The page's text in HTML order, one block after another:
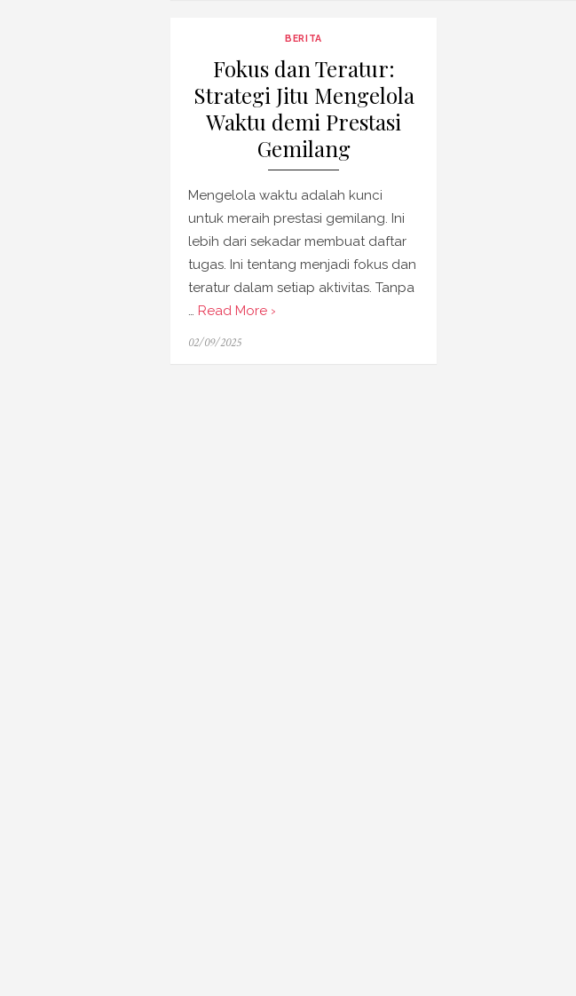
BERITA
Fokus dan Teratur:
Strategi Jitu Mengelola
Waktu demi Prestasi
Gemilang
Mengelola waktu adalah kunci
untuk meraih prestasi gemilang. Ini
lebih dari sekadar membuat daftar
tugas. Ini tentang menjadi fokus dan
teratur dalam setiap aktivitas. Tanpa
… Read More ›
Posted
02/09/2025